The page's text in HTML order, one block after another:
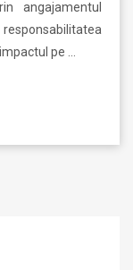
angajamentul
pe …